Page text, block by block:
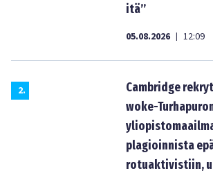
itä”
05.08.2026 | 12:09
2.
Cambridge
woke-
plagioinnista
rotuaktivistiin,